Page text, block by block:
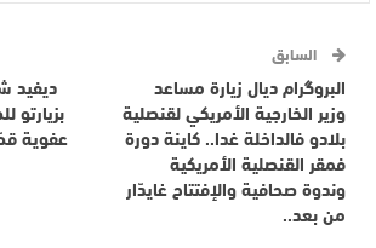
السابق
البروگرام ديال زيارة مساعد
وزير الخارجية الأمريكي لقنصلية
بلادو فالداخلة غدا.. كاينة دورة
فمقر القنصلية الأمريكية
وندوة صحافية والإفتتاح غايدّار
من بعد..
ديفيد
بزيارتو
عفوية